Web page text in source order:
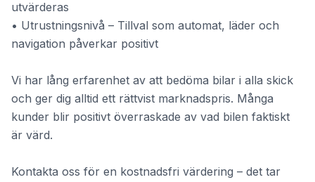
utvärderas
• Utrustningsnivå – Tillval som automat, läder och
navigation påverkar positivt
Vi har lång erfarenhet av att bedöma bilar i alla skick
och ger dig alltid ett rättvist marknadspris. Många
kunder blir positivt överraskade av vad bilen faktiskt
är värd.
Kontakta oss för en kostnadsfri värdering – det tar